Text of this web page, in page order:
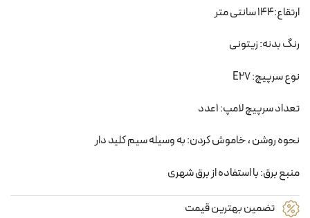
ارتقاع:144 سانتی متر
رنگ بدنه: زیتونی
نوع سرپیچ: E27
تعداد سرپیچ لامپ: 1عدد
نحوه روشن ، خاموش کردن: به وسیله سیم کلید دار
منبع برق: با استفاده از برق شهری
تضمین بهترین قیمت